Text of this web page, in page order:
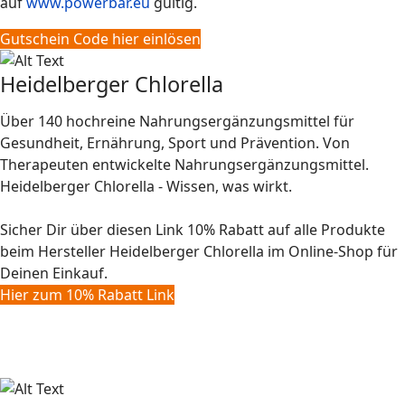
Gutschein Code hier einlösen
Heidelberger Chlorella
Über 140 hochreine Nahrungsergänzungsmittel für
Gesundheit, Ernährung, Sport und Prävention. Von
Therapeuten entwickelte Nahrungsergänzungsmittel.
Heidelberger Chlorella - Wissen, was wirkt.
Sicher Dir über diesen Link 10% Rabatt auf alle Produkte
beim Hersteller Heidelberger Chlorella im Online-Shop für
Deinen Einkauf.
Hier zum 10% Rabatt Link